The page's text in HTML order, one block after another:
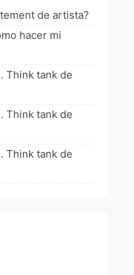
de artista?
hacer mi
Think tank de
Think tank de
Think tank de